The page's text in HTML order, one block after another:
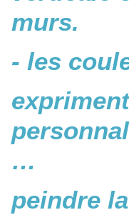
murs.
- les
…
peindre